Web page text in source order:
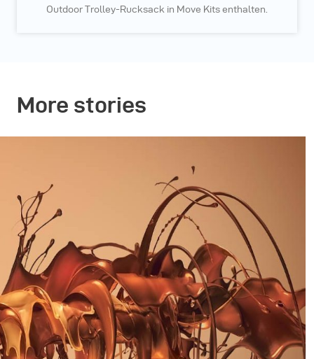
Outdoor Trolley-Rucksack in Move Kits enthalten.
More stories